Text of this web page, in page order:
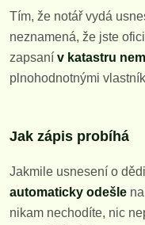
Tím, že notář vydá
neznamená, že jste
zapsaní v katastru
plnohodnotnými
Jak zápis probíhá
Jakmile usnesení o
automaticky odešle
nikam nechodíte, nic